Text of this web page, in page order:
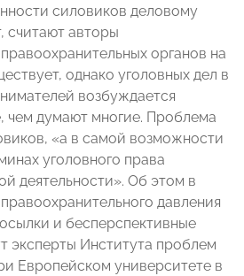
силовиков деловому
считают авторы
органов на
однако уголовных дел в
возбуждается
чем думают многие. Проблема
«а в самой возможности
уголовного права
деятельности». Об этом в
давления
и бесперспективные
эксперты Института проблем
Европейском университете в